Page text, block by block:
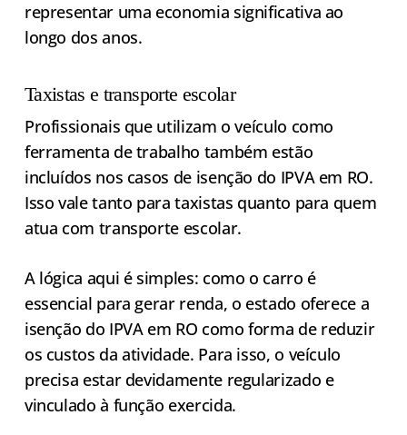
representar uma economia significativa ao
longo dos anos.
Taxistas e transporte escolar
Profissionais que utilizam o veículo como
ferramenta de trabalho também estão
incluídos nos casos de isenção do IPVA em RO.
Isso vale tanto para taxistas quanto para quem
atua com transporte escolar.
A lógica aqui é simples: como o carro é
essencial para gerar renda, o estado oferece a
isenção do IPVA em RO como forma de reduzir
os custos da atividade. Para isso, o veículo
precisa estar devidamente regularizado e
vinculado à função exercida.